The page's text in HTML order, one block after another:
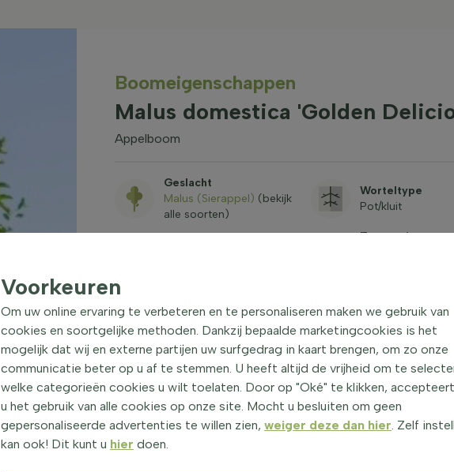
Boom­eigen­schappen
Malus domestica 'Golden
Appelboom
Geslacht
Malus (Sierappel) (bekijk
alle soorten)
Worteltype
Pot/kluit
Toepassing
Standplaats
Zon
Winterhardheid
-20,6°C / -17,8°C,
zone 6b
12-14
180
Bladkleur
Groen
Doornen /
Voorkeuren
Om uw online ervaring te verbeteren en te personaliseren maken we gebruik van
cookies en soortgelijke methoden. Dankzij bepaalde marketingcookies is het
mogelijk dat wij en externe partijen uw surfgedrag in kaart brengen, om zo onze
communicatie beter op u af te stemmen. U heeft altijd de vrijheid om te
welke categorieën cookies u wilt toelaten. Door op "Oké" te klikken, accepteert
u het gebruik van alle cookies op onze site. Mocht u besluiten om geen
gepersonaliseerde advertenties te willen zien, weiger deze dan hier. Zelf
kan ook! Dit kunt u hier doen.